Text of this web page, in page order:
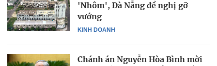
KINH DOANH
'Nhôm', Đà Nẵng đề nghị gỡ
vướng
Chánh án Nguyễn Hòa Bình mời